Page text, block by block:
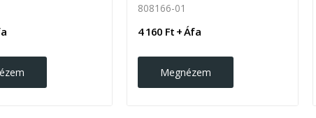
808166-01
4 160 Ft + Áfa
Megnézem